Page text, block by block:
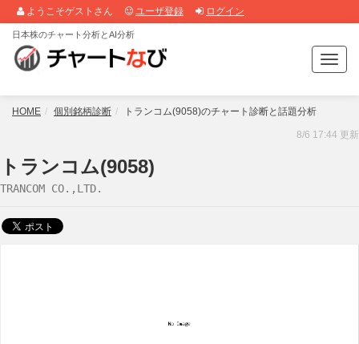
ようこそゲストさん ユーザ登録 ログイン
T
o
g
e
日本株のチャート分析とAI分析
HOME 個別銘柄診断 トランコム(9058)のチャート診断と話題分析
8/6 17:44 更新
トランコム(9058)
TRANCOM CO.,LTD.